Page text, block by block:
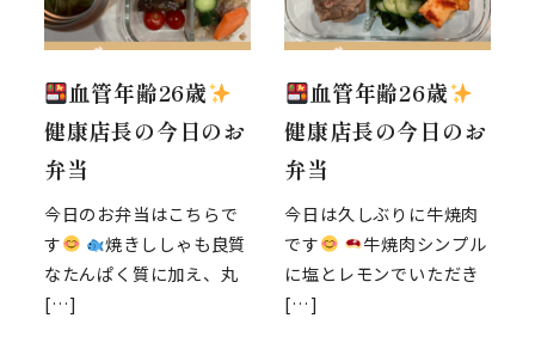
血管年齢26歳
健康店長の今日のお
弁当
今日のお弁当はこちらで
す
焼きししゃも良質
なたんぱく質に加え、丸
[…]
血管年齢26歳
健康店長の今日のお
弁当
今日は久しぶりに牛焼肉
です
牛焼肉シンプル
に塩とレモンでいただき
[…]